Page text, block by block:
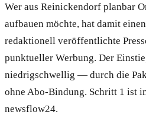
Wer aus Reinickendorf planbar
aufbauen möchte, hat damit
redaktionell veröffentlichte
punktueller Werbung. Der
niedrigschwellig — durch die
ohne Abo-Bindung. Schritt 1 ist
newsflow24.